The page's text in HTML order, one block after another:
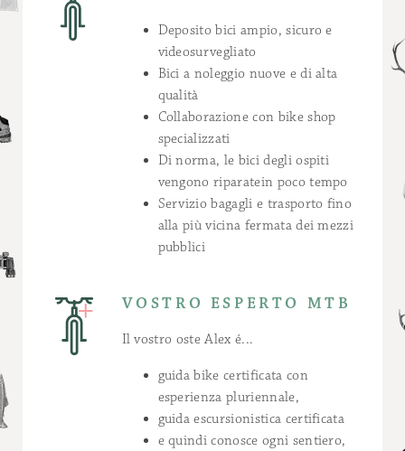
Deposito bici ampio, sicuro e
videosurvegliato
Bici a noleggio nuove e di alta
qualità
Collaborazione con bike shop
specializzati
Di norma, le bici degli ospiti
vengono riparatein poco tempo
Servizio bagagli e trasporto fino
alla più vicina fermata dei mezzi
pubblici
VOSTRO ESPERTO MTB
Il vostro oste Alex é...
guida bike certificata con
esperienza pluriennale,
guida escursionistica certificata
e quindi conosce ogni sentiero,